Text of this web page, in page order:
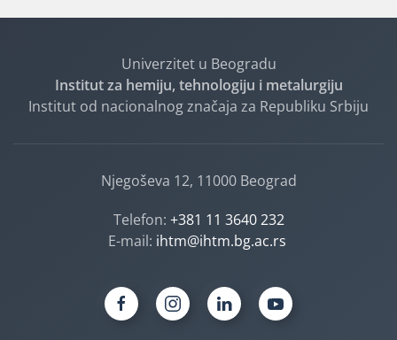
Univerzitet u Beogradu
Institut za hemiju, tehnologiju i metalurgiju
Institut od nacionalnog značaja za Republiku Srbiju
Njegoševa 12, 11000 Beograd
Telefon: +381 11 3640 232
E-mail: ihtm@ihtm.bg.ac.rs